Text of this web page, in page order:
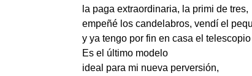
la paga extraordinaria, la primi de tres,
empeñé los candelabros, vendí el
y ya tengo por fin en casa el
Es el último modelo
ideal para mi nueva perversión,